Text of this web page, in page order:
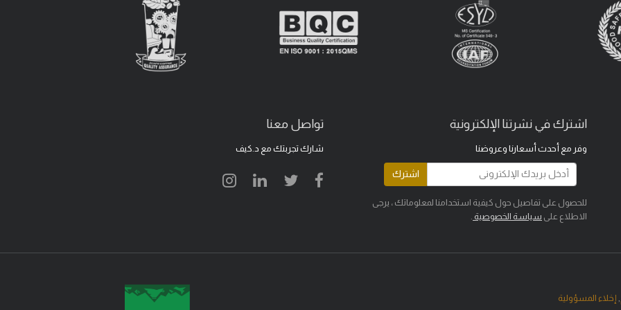
اشترك في نشرتنا الإلكترونية
وفر مع أحدث أسعارنا وعروضنا
اشترك
للحصول على تفاصيل حول كيفية استخدامنا لمعلوماتك ، يرجى
الاطلاع على سياسة الخصوصية
تواصل معنا
شارك تجربتك مع د.كيف
إخلاء المسؤولية